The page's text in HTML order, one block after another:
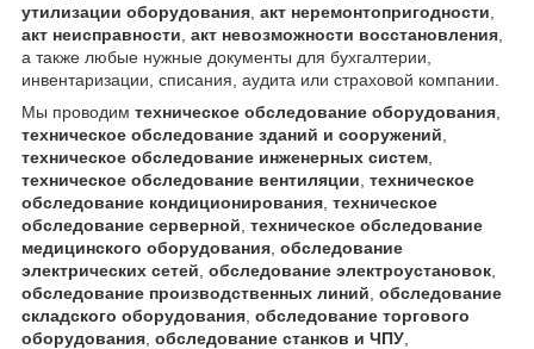
утилизации оборудования акт неремонтопригодности
акт неисправности акт невозможности восстановления
а также любые нужные документы для бухгалтерии,
инвентаризации, списания, аудита или страховой компании.
Мы проводим техническое обследование оборудования
техническое обследование зданий и сооружений
техническое обследование инженерных систем
техническое обследование вентиляции техническое
обследование кондиционирования техническое
обследование серверной техническое обследование
медицинского оборудования обследование
электрических сетей обследование электроустановок
обследование производственных линий обследование
складского оборудования обследование торгового
оборудования обследование станков и ЧПУ